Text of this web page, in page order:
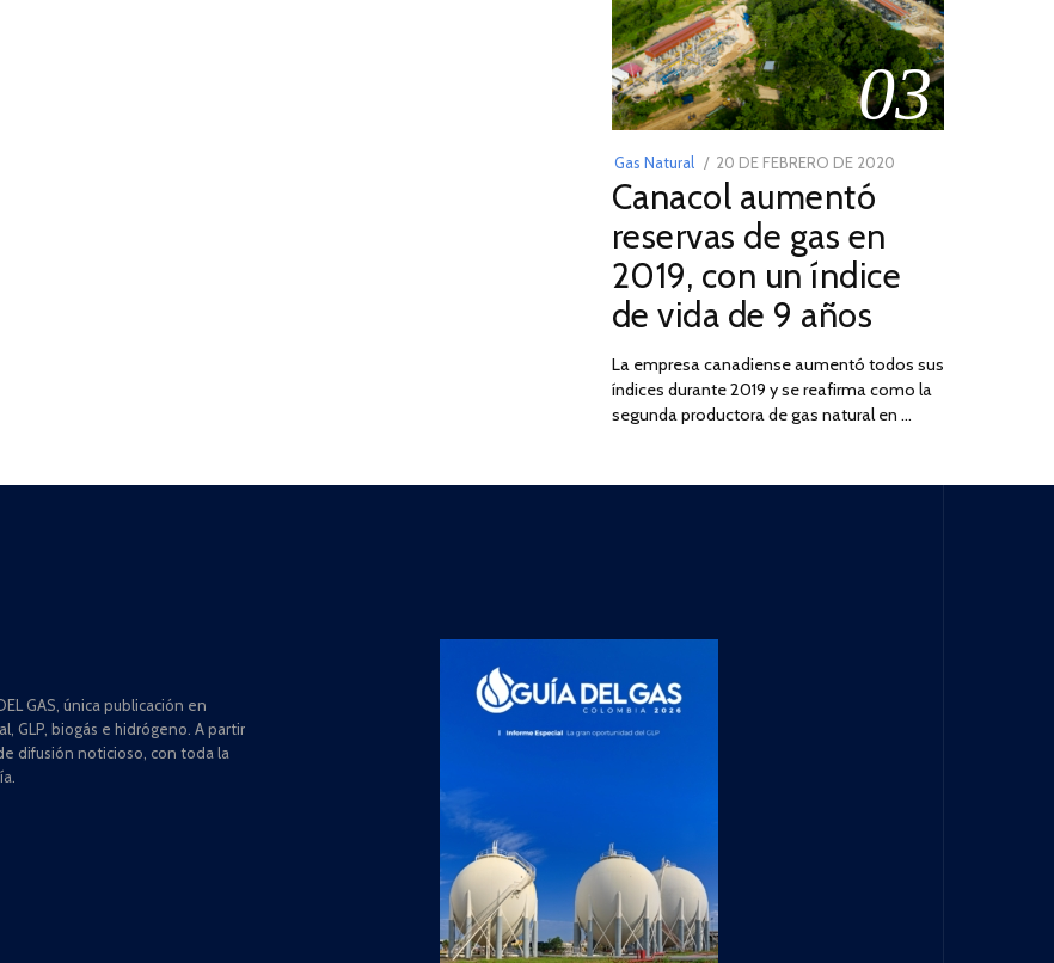
03
Gas Natural
POSTED
ON
20 DE FEBRERO DE 2020
2025
Canacol aumentó
reservas de gas en
2019, con un índice
de vida de 9 años
La empresa canadiense aumentó todos sus
índices durante 2019 y se reafirma como la
segunda productora de gas natural en …
GAS, única publicación en
GLP, biogás e hidrógeno. A partir
difusión noticioso, con toda la